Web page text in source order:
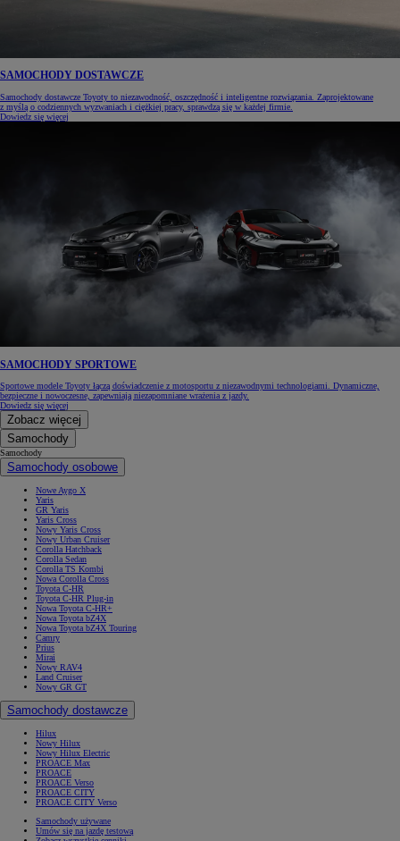
SAMOCHODY DOSTAWCZE
Samochody dostawcze Toyoty to niezawodność, oszczędność i inteligentne rozwiązania. Zaprojektowane
z myślą o codziennych wyzwaniach i ciężkiej pracy, sprawdzą się w każdej firmie.
Dowiedz się więcej
SAMOCHODY SPORTOWE
Sportowe modele Toyoty łączą doświadczenie z motosportu z niezawodnymi technologiami. Dynamiczne,
bezpieczne i nowoczesne, zapewniają niezapomniane wrażenia z jazdy.
Dowiedz się więcej
Zobacz więcej
Samochody
Samochody
Samochody osobowe
Nowe Aygo X
Yaris
GR Yaris
Yaris Cross
Nowy Yaris Cross
Nowy Urban Cruiser
Corolla Hatchback
Corolla Sedan
Corolla TS Kombi
Nowa Corolla Cross
Toyota C-HR
Toyota C-HR Plug-in
Nowa Toyota C-HR+
Nowa Toyota bZ4X
Nowa Toyota bZ4X Touring
Camry
Prius
Mirai
Nowy RAV4
Land Cruiser
Nowy GR GT
Samochody dostawcze
Hilux
Nowy Hilux
Nowy Hilux Electric
PROACE Max
PROACE
PROACE Verso
PROACE CITY
PROACE CITY Verso
Samochody używane
Umów się na jazdę testową